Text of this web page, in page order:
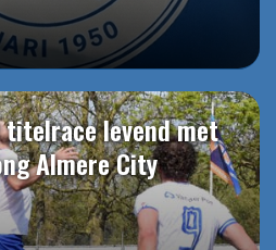
titelrace levend met
Almere City